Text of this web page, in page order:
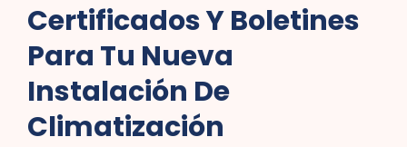
Certificados Y Boletines
Para Tu Nueva
Instalación De
Climatización